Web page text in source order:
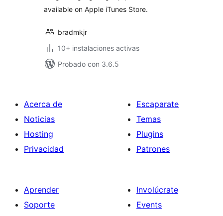
available on Apple iTunes Store.
bradmkjr
10+ instalaciones activas
Probado con 3.6.5
Acerca de
Noticias
Hosting
Privacidad
Escaparate
Temas
Plugins
Patrones
Aprender
Soporte
Involúcrate
Events